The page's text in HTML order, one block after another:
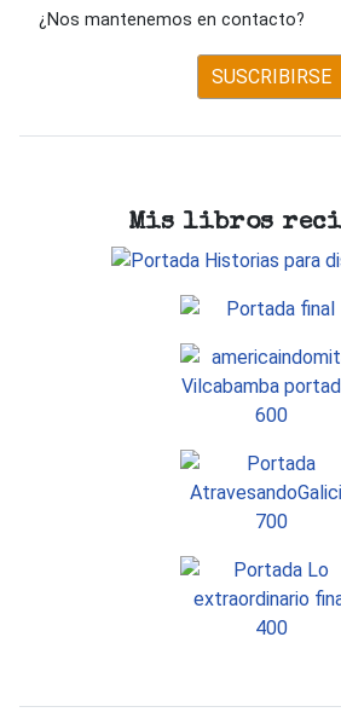
¿Nos mantenemos en contacto?
SUSCRIBIRSE
Mis libros